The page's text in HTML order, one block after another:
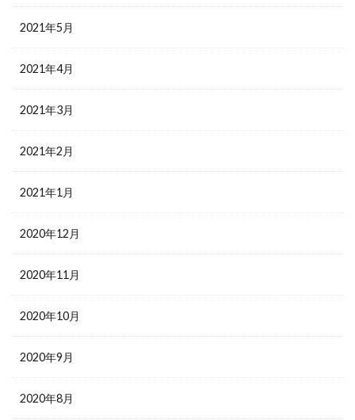
2021年5月
2021年4月
2021年3月
2021年2月
2021年1月
2020年12月
2020年11月
2020年10月
2020年9月
2020年8月